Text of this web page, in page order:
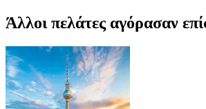
Άλλοι πελάτες αγόρασαν